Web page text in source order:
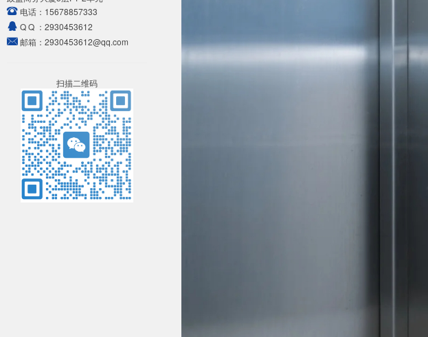
电话： 15678857333
Q Q ： 2930453612
邮箱： 2930453612@qq.com
扫描二维码